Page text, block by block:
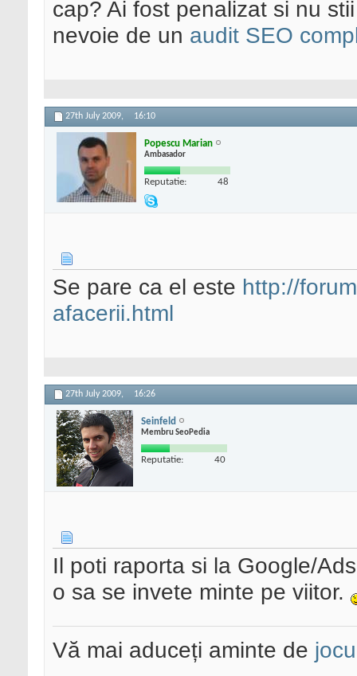
cap? Ai fost penalizat si nu
nevoie de un audit SEO
27th July 2009, 16:10
Popescu Marian
Ambasador
Reputatie: 48
Se pare ca el este http://
afacerii.html
27th July 2009, 16:26
Seinfeld
Membru SeoPedia
Reputatie: 40
Il poti raporta si la Google/
o sa se invete minte pe viitor.
Vă mai aduceți aminte de